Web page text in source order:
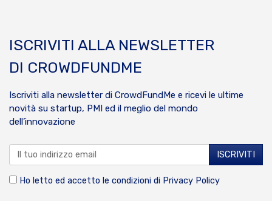
ISCRIVITI ALLA NEWSLETTER
DI CROWDFUNDME
Iscriviti alla newsletter di CrowdFundMe e ricevi le ultime
novità su startup, PMI ed il meglio del mondo
dell’innovazione
Ho letto ed accetto le condizioni di Privacy Policy